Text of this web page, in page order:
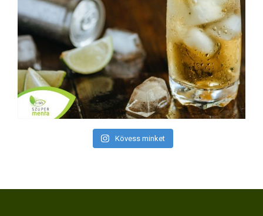
Kövess minket